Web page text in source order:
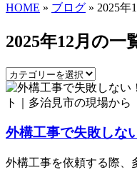
HOME » ブログ » 2025年
2025年12月の一
外構工事で失敗しな
外構工事を依頼する際、